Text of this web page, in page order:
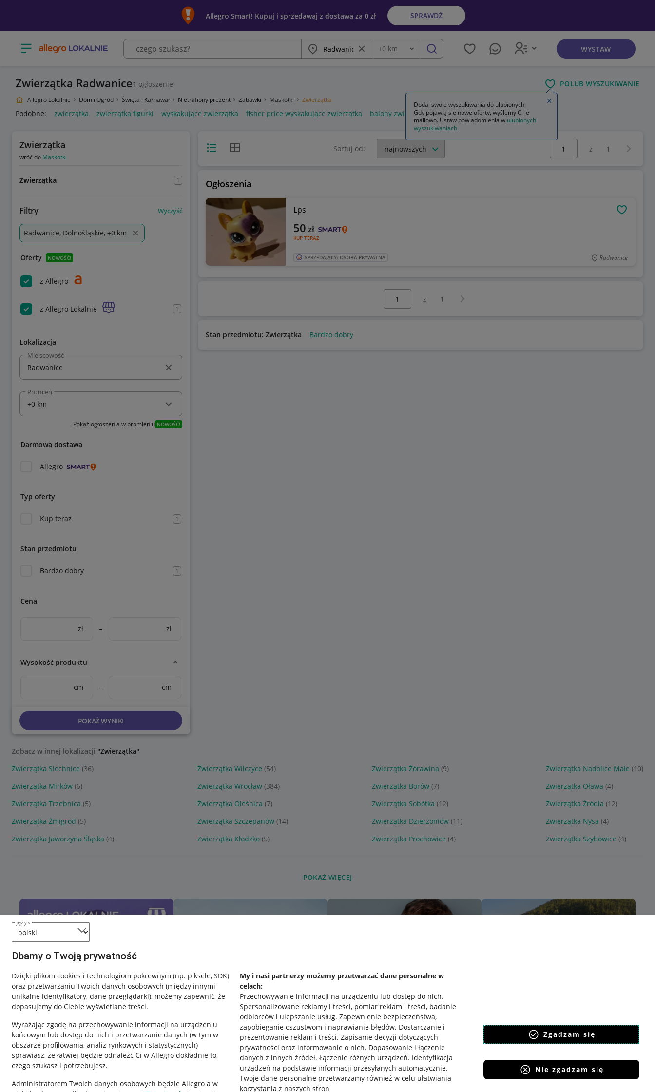
język
Dbamy o Twoją prywatność
Dzięki plikom cookies i technologiom pokrewnym (np. piksele, SDK)
oraz przetwarzaniu Twoich danych osobowych (między innymi
unikalne identyfikatory, dane przeglądarki), możemy zapewnić, że
dopasujemy do Ciebie wyświetlane treści.
Wyrażając zgodę na przechowywanie informacji na urządzeniu
końcowym lub dostęp do nich i przetwarzanie danych (w tym w
obszarze profilowania, analiz rynkowych i statystycznych)
sprawiasz, że łatwiej będzie odnaleźć Ci w Allegro dokładnie to,
czego szukasz i potrzebujesz.
Administratorem Twoich danych osobowych będzie Allegro a w
My i nasi partnerzy możemy przetwarzać dane personalne w
celach:
Przechowywanie informacji na urządzeniu lub dostęp do nich.
Spersonalizowane reklamy i treści, pomiar reklam i treści, badanie
odbiorców i ulepszanie usług. Zapewnienie bezpieczeństwa,
zapobieganie oszustwom i naprawianie błędów. Dostarczanie i
prezentowanie reklam i treści. Zapisanie decyzji dotyczących
prywatności oraz informowanie o nich. Dopasowanie i łączenie
danych z innych źródeł. Łączenie różnych urządzeń. Identyfikacja
urządzeń na podstawie informacji przesyłanych automatycznie.
Twoje dane personalne przetwarzamy również w celu ułatwiania
korzystania z naszych stron
Zgadzam się
Nie zgadzam się
Allegro Smart! Kupuj i sprzedawaj z dostawą za 0 zł SPRAWDŹ
Otwórz menu z kategoriami Miasto Wyczyść frazę
Odległość
+0 km szukaj WYSTAW
Zwierzątka Radwanice1 ogłoszenie POLUB WYSZUKIWANIE
Allegro Lokalnie Dom i Ogród Święta i Karnawał Nietrafiony prezent Zabawki Maskotki Zwierzątka
Podobne: zwierzątka zwierzątka figurki wyskakujące zwierzątka fisher price wyskakujące zwierzątka balony zwierzątka
Zwierzątka
wróć do Maskotki
Zwierzątka 1
Filtry Wyczyść
Radwanice, Dolnośląskie, +0 km
Oferty NOWOŚĆ!
z Allegro
z Allegro Lokalnie 1
Lokalizacja
Miejscowość
Promień
Pokaż ogłoszenia w promieniu NOWOŚĆ!
Darmowa dostawa
Allegro
Typ oferty
Kup teraz 1
Stan przedmiotu
Bardzo dobry 1
Cena
zł – zł
Wysokość produktu
cm – cm
POKAŻ WYNIKI
Widok listyWidok siatki Sortuj od:
Wybierz stronę:
z 1
Ogłoszenia
Lps
KUP TERAZ
50 zł
SPRZEDAJĄCY: OSOBA PRYWATNA Radwanice
z 1 Następna strona
Stan przedmiotu: Zwierzątka Bardzo dobry
Zobacz w innej lokalizacji "Zwierzątka"
Zwierzątka Siechnice (36) Zwierzątka Wilczyce (54) Zwierzątka Żórawina (9) Zwierzątka Nadolice Małe (10)
Zwierzątka Mirków (6) Zwierzątka Wrocław (384) Zwierzątka Borów (7) Zwierzątka Oława (4)
Zwierzątka Trzebnica (5) Zwierzątka Oleśnica (7) Zwierzątka Sobótka (12) Zwierzątka Źródła (12)
Zwierzątka Żmigród (5) Zwierzątka Szczepanów (14) Zwierzątka Dzierżoniów (11) Zwierzątka Nysa (4)
Zwierzątka Jaworzyna Śląska (4) Zwierzątka Kłodzko (5) Zwierzątka Prochowice (4) Zwierzątka Szybowice (4)
POKAŻ WIĘCEJ
Przydatne informacje Pobierz aplikację
Dodaj swoje wyszukiwania do ulubionych.
Gdy pojawią się nowe oferty, wyślemy Ci je
mailowo. Ustaw powiadomienia w ulubionych
wyszukiwaniach.
Zamknij wskazówkę